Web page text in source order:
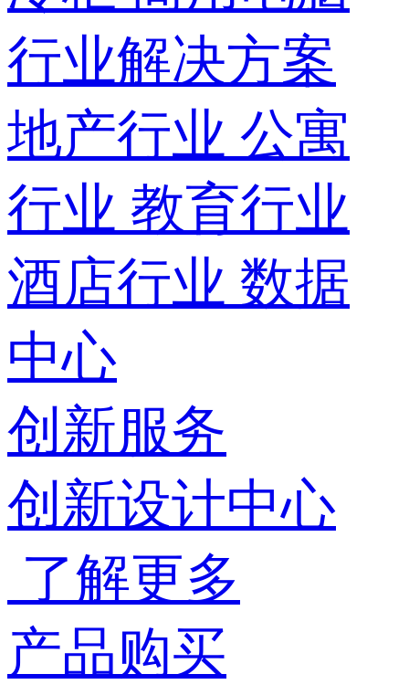
行业解决方案
地产行业 公寓
行业 教育行业
酒店行业 数据
中心
创新服务
创新设计中心
了解更多
产品购买